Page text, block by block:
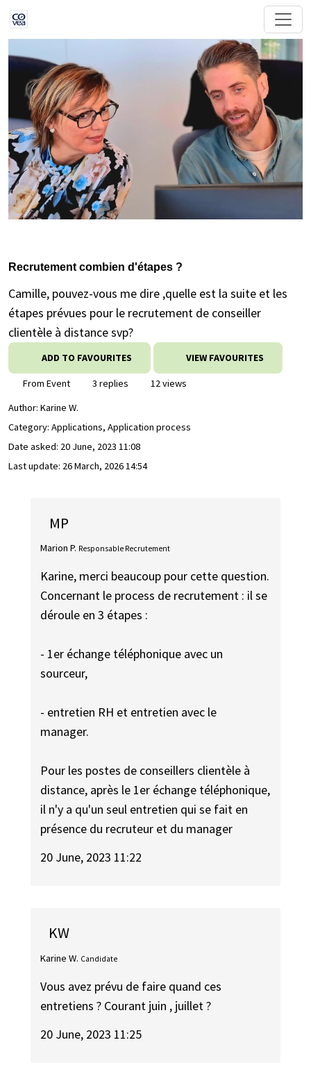
Recrutement combien d'étapes ?
Camille, pouvez-vous me dire ,quelle est la suite et les
étapes prévues pour le recrutement de conseiller
clientèle à distance svp?
ADD TO FAVOURITES VIEW FAVOURITES
From Event 3 replies
12 views
Author: Karine W.
Category: Applications, Application process
Date asked: 20 June, 2023 11:08
Last update: 26 March, 2026 14:54
MP
Marion P. Responsable Recrutement
Karine, merci beaucoup pour cette question.
Concernant le process de recrutement : il se
déroule en 3 étapes :
- 1er échange téléphonique avec un
sourceur,
- entretien RH et entretien avec le
manager.
Pour les postes de conseillers clientèle à
distance, après le 1er échange téléphonique,
il n'y a qu'un seul entretien qui se fait en
présence du recruteur et du manager
20 June, 2023 11:22
KW
Karine W. Candidate
Vous avez prévu de faire quand ces
entretiens ? Courant juin , juillet ?
20 June, 2023 11:25